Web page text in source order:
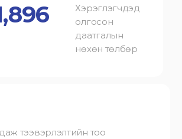
Хэрэглэгчдэд
олгосон
даатгалын
нөхөн төлбөр
тээвэрлэлтийн тоо